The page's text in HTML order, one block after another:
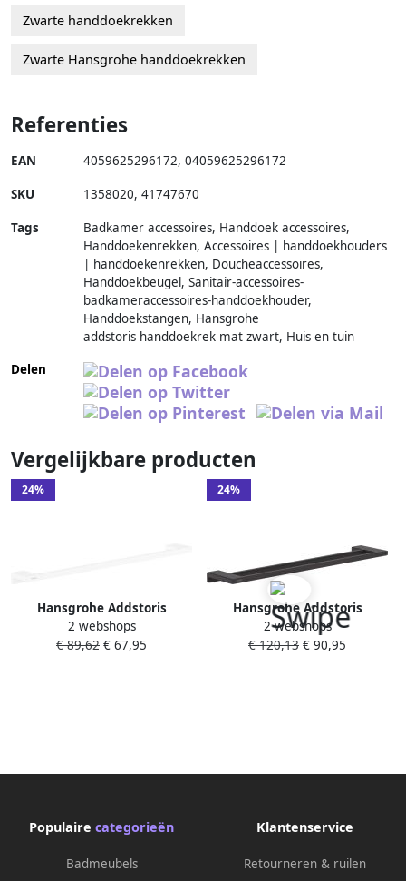
Zwarte handdoekrekken
Zwarte Hansgrohe handdoekrekken
Referenties
EAN 4059625296172, 04059625296172
SKU 1358020, 41747670
Tags
Badkamer accessoires, Handdoek accessoires,
Handdoekenrekken, Accessoires | handdoekhouders
| handdoekenrekken, Doucheaccessoires,
Handdoekbeugel, Sanitair-accessoires-
badkameraccessoires-handdoekhouder,
Handdoekstangen, Hansgrohe
addstoris handdoekrek mat zwart, Huis en tuin
Delen
Vergelijkbare producten
24%
Hansgrohe Addstoris
handdoekhouder wand 65cm
mat wit 41747700
2 webshops
€ 89,62 € 67,95
24%
Hansgrohe Addstoris
handdoekhouder wand
dubbel 65cm mat zwart
2 webshops
€ 120,13 € 90,95
Populaire categorieën
Badmeubels
Klantenservice
Retourneren & ruilen